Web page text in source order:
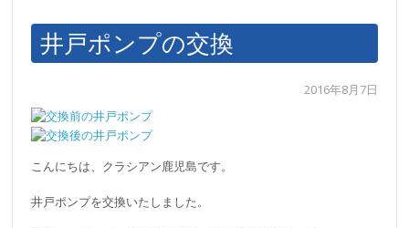
井戸ポンプの交換
2016年8月7日
こんにちは、クラシアン鹿児島です。
井戸ポンプを交換いたしました。